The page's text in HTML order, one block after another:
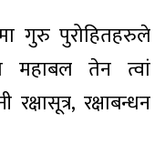
गुरु पुरोहितहरुले
महाबल तेन त्वां
रक्षाबन्धन